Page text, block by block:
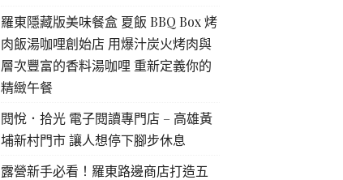
羅東隱藏版美味餐盒 夏飯 BBQ Box 烤
肉飯湯咖哩創始店 用爆汁炭火烤肉與
層次豐富的香料湯咖哩 重新定義你的
精緻午餐
閱悅．拾光 電子閱讀專門店 – 高雄黃
埔新村門市 讓人想停下腳步休息
露營新手必看！羅東路邊商店打造五